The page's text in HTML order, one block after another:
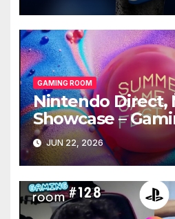
GAMING ROOM
Nintendo Direct,
Showcase –
#129
JUN 22, 2026